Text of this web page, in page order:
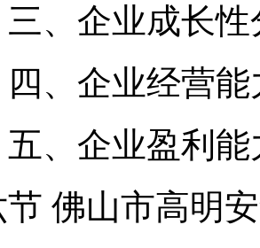
业成长性
业经营能
业盈利能力
佛山市高明安